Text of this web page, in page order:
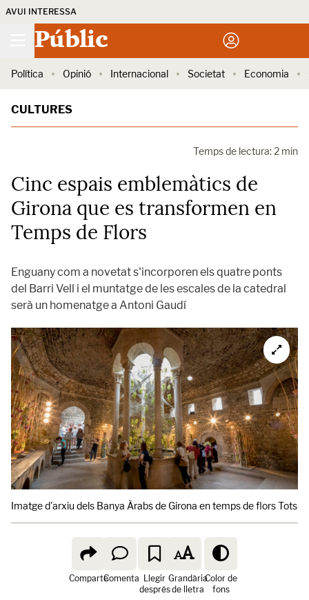
AVUI INTERESSA
Públic
Política Opinió Internacional Societat Economia
CULTURES
Temps de lectura: 2 min
Cinc espais emblemàtics de
Girona que es transformen en
Temps de Flors
Enguany com a novetat s'incorporen els quatre ponts
del Barri Vell i el muntatge de les escales de la catedral
serà un homenatge a Antoni Gaudí
Imatge d'arxiu dels Banya Àrabs de Girona en temps de flors Tots
ComparteComenta Llegir
després
Grandària
de lletra
Color de
fons